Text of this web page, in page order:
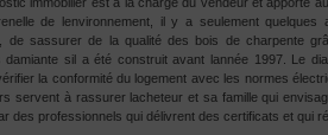
de lenvironnement, il y a seulement
de sassurer de la qualité des bois de charpente
sil a été construit avant lannée 1997. Le
la conformité du logement avec les normes
servent à rassurer lacheteur et sa famille qui
des professionnels qui délivrent des certificats et qui